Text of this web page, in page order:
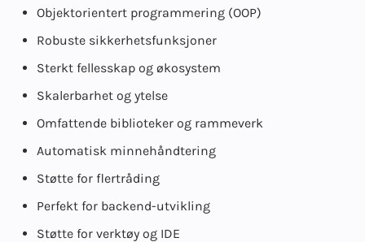
Objektorientert programmering (OOP)
Robuste sikkerhetsfunksjoner
Sterkt fellesskap og økosystem
Skalerbarhet og ytelse
Omfattende biblioteker og rammeverk
Automatisk minnehåndtering
Støtte for flertråding
Perfekt for backend-utvikling
Støtte for verktøy og IDE